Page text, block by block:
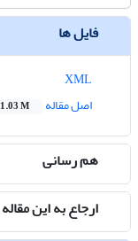
فایل ها
اصل مقاله
1.03 M
هم رسانی
ارجاع به این مقاله